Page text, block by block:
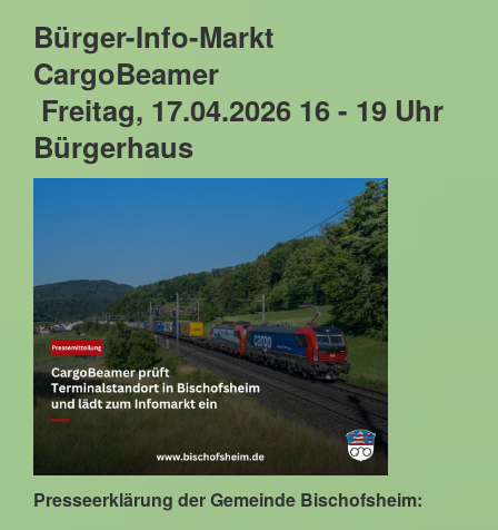
Bürger-Info-Markt
CargoBeamer
Freitag, 17.04.2026 16 - 19 Uhr
Bürgerhaus
Presseerklärung der Gemeinde Bischofsheim: